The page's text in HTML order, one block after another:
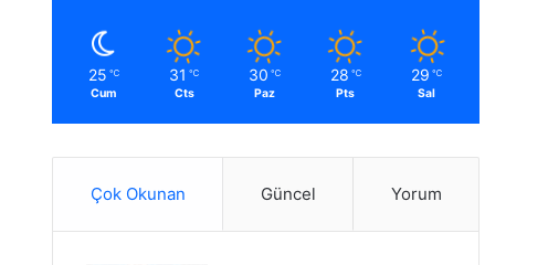
25 ℃
Cum
31 ℃
Cts
30 ℃
Paz
28 ℃
Pts
29 ℃
Sal
Çok Okunan Güncel Yorum